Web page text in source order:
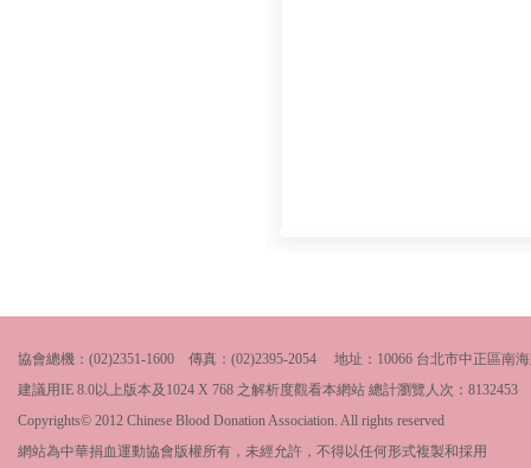
協會總機：(02)2351-1600 傳真：(02)2395-2054 地址：10066 台北市中正區南
建議用IE 8.0以上版本及1024 X 768 之解析度觀看本網站 總計瀏覽人次： 8132453
Copyrights© 2012 Chinese Blood Donation Association. All rights reserved
網站為中華捐血運動協會版權所有，未經允許，不得以任何形式複製和採用